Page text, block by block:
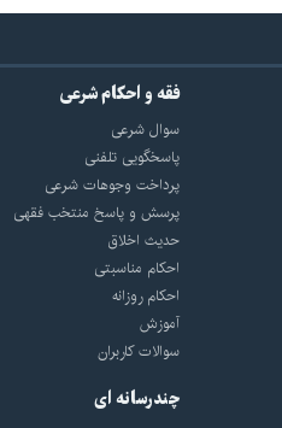
فقه و احکام شرعی
سوال شرعی
پاسخگویی تلفنی
پرداخت وجوهات شرعی
پرسش و پاسخ منتخب فقهی
حدیث اخلاق
احکام مناسبتی
احکام روزانه
آموزش
سوالات کاربران
چندرسانه ای